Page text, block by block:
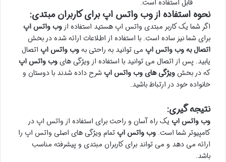
قابل استفاده است.
نحوه استفاده از وب واتس اپ برای کاربران مبتدی:
اگر شما یک کاربر مبتدی واتس اپ هستید استفاده از وب واتس اپ
برای شما نیز ساده است. با استفاده از اطلاعات ارائه شده در بخش
اتصال به وب واتس اپ می توانید به راحتی بهوب واتس اپ اتصال
یابید. پس از اتصال می توانید با استفاده از ویژگی هایوب واتس اپ
که در بخشویژگی های وب واتس اپشرح داده شدند با دوستان و
خانواده خود در ارتباط باشید.
نتیجه گیری:
وب واتس اپیک راه آسان و راحت برای استفاده از واتس اپ در
کامپیوتر شما است. وب واتس اپتمام ویژگی های اصلی واتس اپ را
ارائه می دهد و می تواند برای کاربران مبتدی و پیشرفته مناسب
باشد.